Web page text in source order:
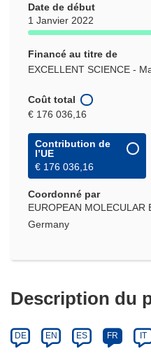
Date de début
1 Janvier 2022
Financé au titre de
EXCELLENT SCIENCE -
Coût total
€ 176 036,16
Contribution de
l’UE
€ 176 036,16
Coordonné par
EUROPEAN MOLECULAR
Germany
Description du
DE EN ES FR IT